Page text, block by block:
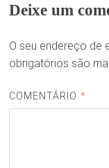
Deixe um
O seu endereço de
obrigatórios são
COMENTÁRIO *